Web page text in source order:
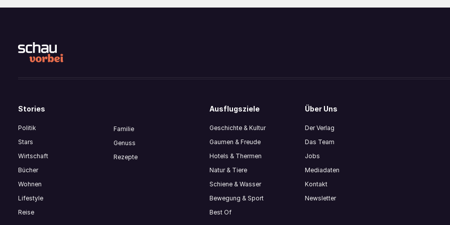
Stories
Politik
Stars
Wirtschaft
Bücher
Wohnen
Lifestyle
Reise
Familie
Genuss
Rezepte
Ausflugsziele
Geschichte & Kultur
Gaumen & Freude
Hotels & Thermen
Natur & Tiere
Schiene & Wasser
Bewegung & Sport
Best Of
Über Uns
Der Verlag
Das Team
Jobs
Mediadaten
Kontakt
Newsletter